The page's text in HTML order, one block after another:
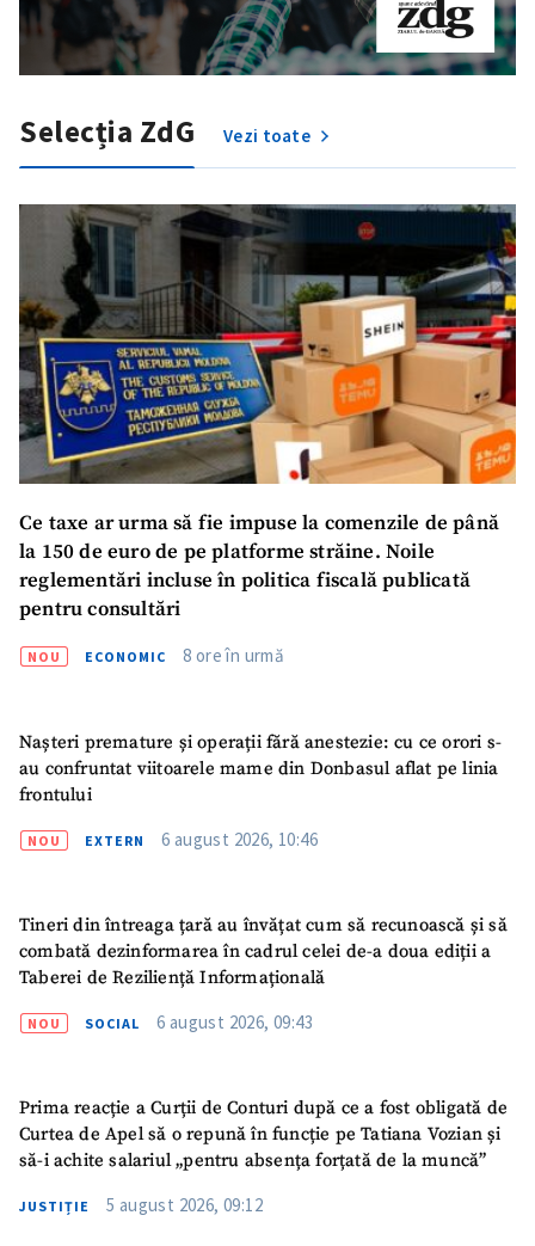
Selecția ZdG Vezi toate
Ce taxe ar urma să fie impuse la comenzile de până
la 150 de euro de pe platforme străine. Noile
reglementări incluse în politica fiscală publicată
pentru consultări
NOU ECONOMIC 8 ore în urmă
Nașteri premature și operații fără anestezie: cu ce orori s-
au confruntat viitoarele mame din Donbasul aflat pe linia
frontului
NOU EXTERN 6 august 2026, 10:46
Tineri din întreaga țară au învățat cum să recunoască și să
combată dezinformarea în cadrul celei de-a doua ediții a
Taberei de Reziliență Informațională
NOU SOCIAL 6 august 2026, 09:43
Prima reacție a Curții de Conturi după ce a fost obligată de
Curtea de Apel să o repună în funcție pe Tatiana Vozian și
să-i achite salariul „pentru absența forțată de la muncă”
JUSTIȚIE 5 august 2026, 09:12